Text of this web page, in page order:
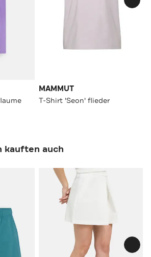
MAMMUT
T-Shirt 'Seon' flieder
kauften auch